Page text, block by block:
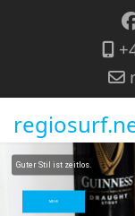
Guter Stil ist zeitlos.
MEHR